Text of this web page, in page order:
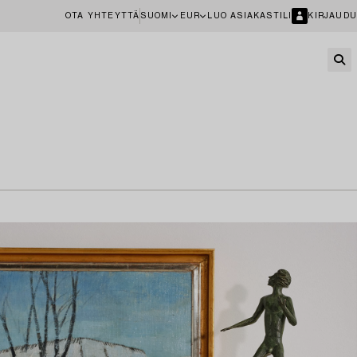
OTA YHTEYTTÄ SUOMI EUR LUO ASIAKASTILI KIRJAUDU